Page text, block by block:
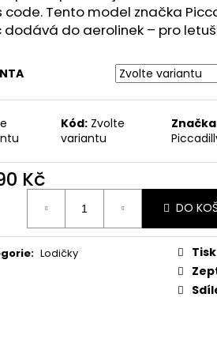
code. Tento model značka
dodává do aerolinek – pro
Kód: Zvolte
variantu
Kč
DO
: Lodičky
Tisk
POLOBOTKY